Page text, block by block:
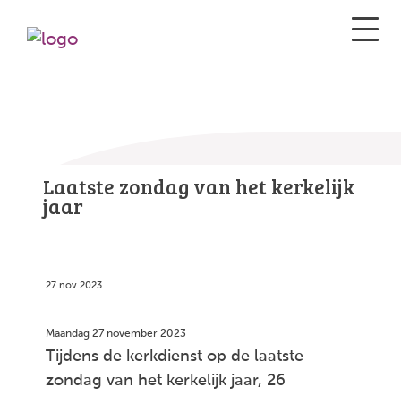
Laatste zondag van het kerkelijk
jaar
27 nov 2023
Maandag 27 november 2023
Tijdens de kerkdienst op de laatste
zondag van het kerkelijk jaar, 26